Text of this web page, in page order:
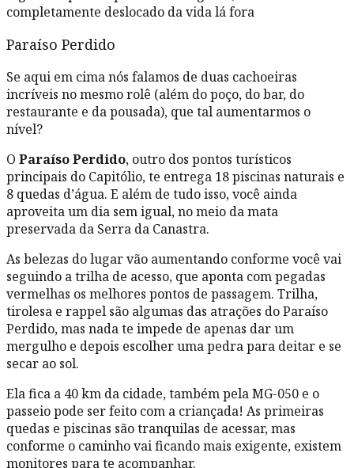
completamente deslocado da vida lá fora
Paraíso Perdido
Se aqui em cima nós falamos de duas cachoeiras
incríveis no mesmo rolê (além do poço, do bar, do
restaurante e da pousada), que tal aumentarmos o
nível?
O Paraíso Perdido, outro dos pontos turísticos
principais do Capitólio, te entrega 18 piscinas naturais e
8 quedas d’água. E além de tudo isso, você ainda
aproveita um dia sem igual, no meio da mata
preservada da Serra da Canastra.
As belezas do lugar vão aumentando conforme você vai
seguindo a trilha de acesso, que aponta com pegadas
vermelhas os melhores pontos de passagem. Trilha,
tirolesa e rappel são algumas das atrações do Paraíso
Perdido, mas nada te impede de apenas dar um
mergulho e depois escolher uma pedra para deitar e se
secar ao sol.
Ela fica a 40 km da cidade, também pela MG-050 e o
passeio pode ser feito com a criançada! As primeiras
quedas e piscinas são tranquilas de acessar, mas
conforme o caminho vai ficando mais exigente, existem
monitores para te acompanhar.